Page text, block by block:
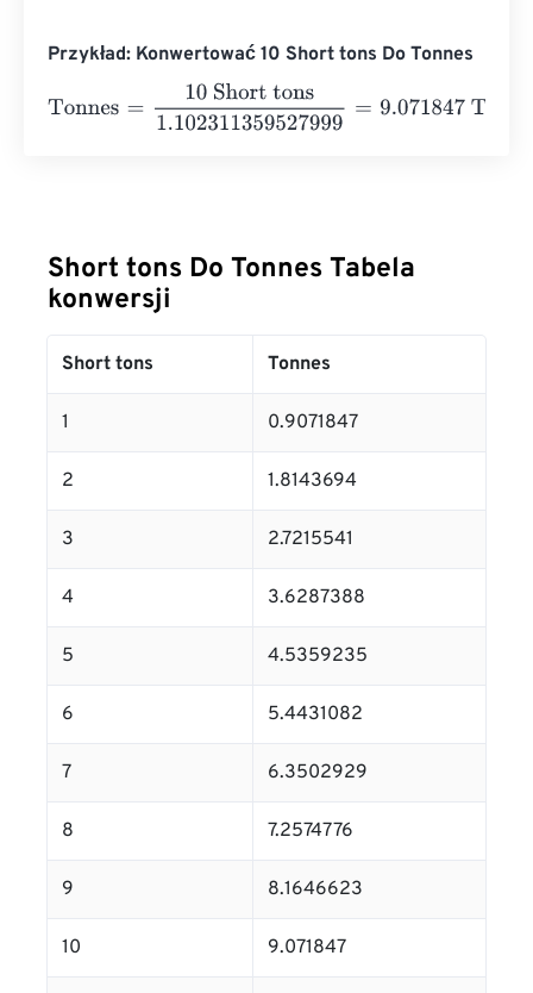
Przykład: Konwertować 10 Short tons Do Tonnes
Tonnes
10 Short tons1.102311359527999=9.071847
Short tons Do Tonnes Tabela
konwersji
Short tons Tonnes
1 0.9071847
2 1.8143694
3 2.7215541
4 3.6287388
5 4.5359235
6 5.4431082
7 6.3502929
8 7.2574776
9 8.1646623
10 9.071847